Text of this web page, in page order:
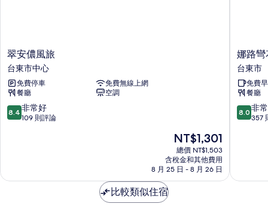
翠
安
儂
風
旅
台
東
翠安儂風旅
台東市中心
免費停車
免費無線上網
餐廳
空調
8.4
分，
常
8.4 非常好
109 則評論
現
在
價
格
為
NT$1,301
總價 NT$1,503
含稅金和其他費用
8 月 25 日 - 8 月 26 日
娜
路
彎
花
園
酒
店
娜路彎
台東市
免費
餐廳
8.0
分，
常
8.0 非
357
比較類似住宿